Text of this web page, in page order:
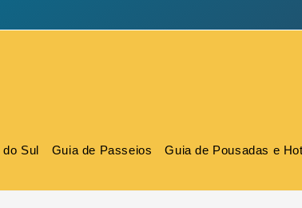
do Sul Guia de Passeios Guia de Pousadas e